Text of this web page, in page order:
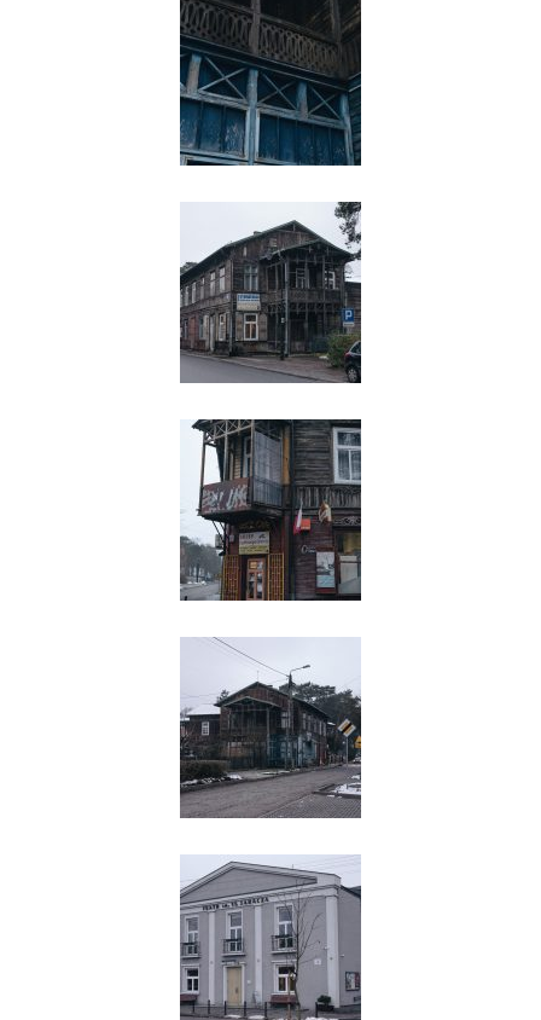
powstaniu styczniowym, po tych
pierwszych latach, później mieliśmy
taką dosyć dobrą sytuację
gospodarczą. Poza tym, z drugiej
strony, rozwijająca się Warszawa,
rozbudowująca się Warszawa, coraz
więcej ludzi, ciasnota i wszystko, co się
wiąże z rozwojem takiego miasta pod
koniec XIX wieku, które nie ma
kanalizacji, które tam dopiero to
wszystko tworzy. A więc tam są złe
warunki i ludzie potrzebowali mieć,
willegiatury, na które sobie jeździli,
wypoczywali.
Narratorka: Tak dynamiczny jak rozwój
Warszawy, był rozwój linii otwockiej i
miasta, które powstało na jej końcu. W
mieszkaniec Otwocka, inżynier, który
m.in. współtworzył Politechnikę
Warszawską: „Powietrze jest suche,
przesycone zapachem żywicznym
drzew sosnowych, a zapach ten w
czasie pękania pączków, jest
odurzający. Kto siedem lat temu
przypomina sobie stacyję Otwock i jej
okolice, zdziwić się musi obecnej
zmianie, a niejeden z myśliwych,
znający okolicę przed budową drogi